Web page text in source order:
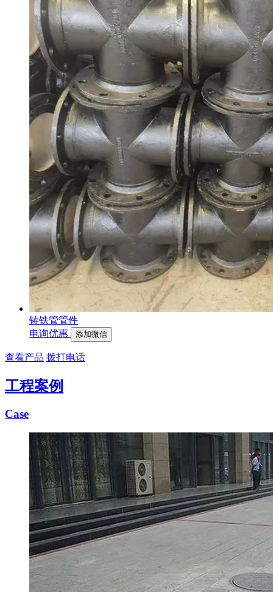
铸铁管管件
电询优惠
添加微信
查看产品 拨打电话
工程案例
Case